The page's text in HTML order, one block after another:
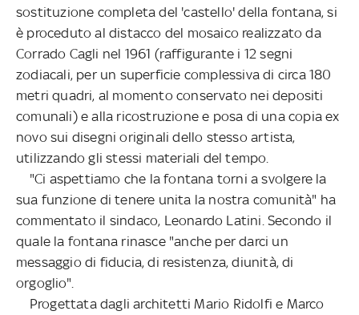
sostituzione completa del 'castello' della fontana, si
è proceduto al distacco del mosaico realizzato da
Corrado Cagli nel 1961 (raffigurante i 12 segni
zodiacali, per un superficie complessiva di circa 180
metri quadri, al momento conservato nei depositi
comunali) e alla ricostruzione e posa di una copia ex
novo sui disegni originali dello stesso artista,
utilizzando gli stessi materiali del tempo.
"Ci aspettiamo che la fontana torni a svolgere la
sua funzione di tenere unita la nostra comunità" ha
commentato il sindaco, Leonardo Latini. Secondo il
quale la fontana rinasce "anche per darci un
messaggio di fiducia, di resistenza, diunità, di
orgoglio".
Progettata dagli architetti Mario Ridolfi e Marco